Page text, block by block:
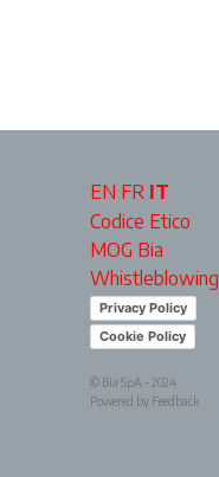
EN FR IT
Codice Etico
MOG Bia
Whistleblowing
Privacy Policy
Cookie Policy
© Bia SpA - 2024
Powered by Feedback